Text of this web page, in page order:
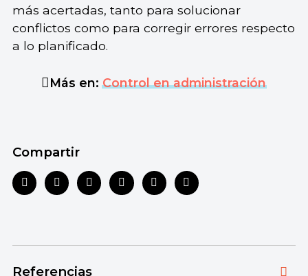
más acertadas, tanto para solucionar
conflictos como para corregir errores respecto
a lo planificado.
Más en:Control en administración
Compartir
Referencias